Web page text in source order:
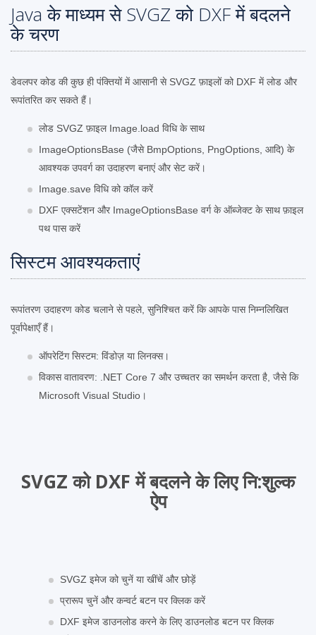
Java के माध्यम से SVGZ को DXF में बदलने
के चरण
डेवलपर कोड की कुछ ही पंक्तियों में आसानी से SVGZ फ़ाइलों को DXF में लोड और
रूपांतरित कर सकते हैं।
लोड SVGZ फ़ाइल Image.load विधि के साथ
ImageOptionsBase (जैसे BmpOptions, PngOptions, आदि) के
आवश्यक उपवर्ग का उदाहरण बनाएं और सेट करें।
Image.save विधि को कॉल करें
DXF एक्सटेंशन और ImageOptionsBase वर्ग के ऑब्जेक्ट के साथ फ़ाइल
पथ पास करें
सिस्टम आवश्यकताएं
रूपांतरण उदाहरण कोड चलाने से पहले, सुनिश्चित करें कि आपके पास निम्नलिखित
पूर्वापेक्षाएँ हैं।
ऑपरेटिंग सिस्टम: विंडोज़ या लिनक्स।
विकास वातावरण: .NET Core 7 और उच्चतर का समर्थन करता है, जैसे कि
Microsoft Visual Studio।
SVGZ को DXF में बदलने के लिए नि:शुल्‍क
ऐप
SVGZ इमेज को चुनें या खींचें और छोड़ें
प्रारूप चुनें और कन्वर्ट बटन पर क्लिक करें
DXF इमेज डाउनलोड करने के लिए डाउनलोड बटन पर क्लिक